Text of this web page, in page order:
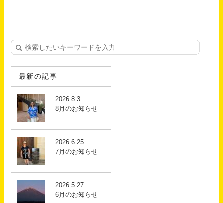
最新の記事
2026.8.3
8月のお知らせ
2026.6.25
7月のお知らせ
2026.5.27
6月のお知らせ